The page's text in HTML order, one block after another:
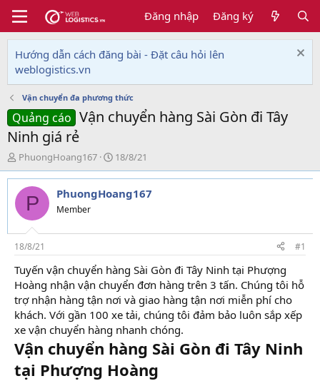
Đăng nhập Đăng ký
Hướng dẫn cách đăng bài - Đặt câu hỏi lên
weblogistics.vn
Vận chuyển đa phương thức
Quảng cáo Vận chuyển hàng Sài Gòn đi Tây
Ninh giá rẻ
T
h
r
e
d
s
t
a
r
t
e
r
PhuongHoang167
N
g
à
y
i
18/8/21
P PhuongHoang167
Member
18/8/21 #1
Tuyến vận chuyển hàng Sài Gòn đi Tây Ninh tại Phượng
Hoàng nhận vận chuyển đơn hàng trên 3 tấn. Chúng tôi hỗ
trợ nhận hàng tận nơi và giao hàng tận nơi miễn phí cho
khách. Với gần 100 xe tải, chúng tôi đảm bảo luôn sắp xếp
xe vận chuyển hàng nhanh chóng.
Vận chuyển hàng Sài Gòn đi Tây Ninh
tại Phượng Hoàng